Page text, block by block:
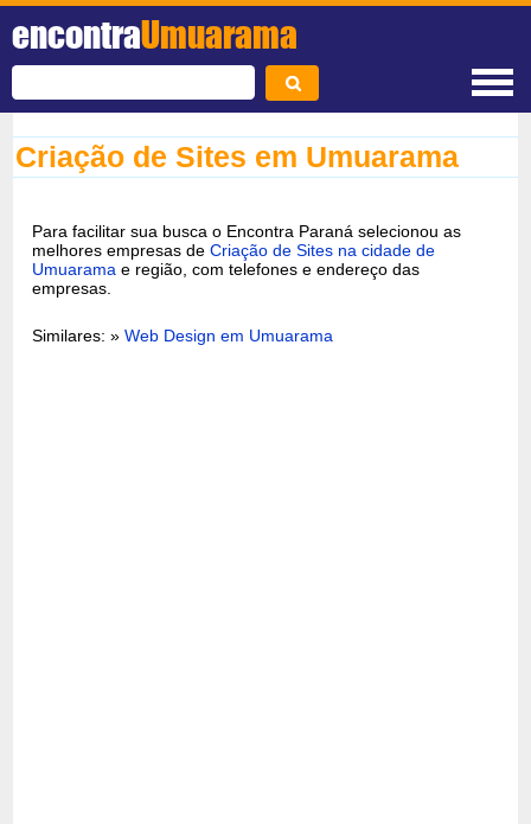
encontraUmuarama
Criação de Sites em Umuarama
Para facilitar sua busca o Encontra Paraná selecionou as
melhores empresas deCriação de Sites na cidade de
Umuarama e região, com telefones e endereço das
empresas.
Similares: »Web Design em Umuarama